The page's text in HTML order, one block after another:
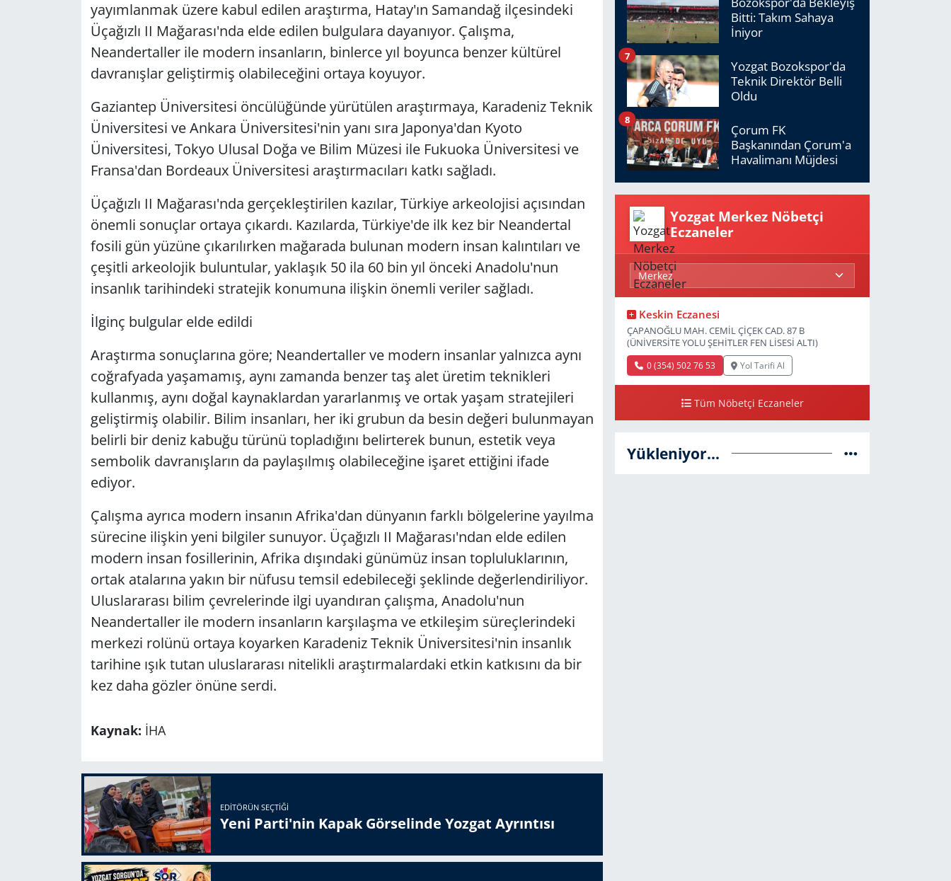
yayımlanmak üzere kabul edilen araştırma, Hatay'ın Samandağ ilçesindeki
Üçağızlı II Mağarası'nda elde edilen bulgulara dayanıyor. Çalışma,
Neandertaller ile modern insanların, binlerce yıl boyunca benzer kültürel
davranışlar geliştirmiş olabileceğini ortaya koyuyor.
Gaziantep Üniversitesi öncülüğünde yürütülen araştırmaya, Karadeniz Teknik
Üniversitesi ve Ankara Üniversitesi'nin yanı sıra Japonya'dan Kyoto
Üniversitesi, Tokyo Ulusal Doğa ve Bilim Müzesi ile Fukuoka Üniversitesi ve
Fransa'dan Bordeaux Üniversitesi araştırmacıları katkı sağladı.
Üçağızlı II Mağarası'nda gerçekleştirilen kazılar, Türkiye arkeolojisi açısından
önemli sonuçlar ortaya çıkardı. Kazılarda, Türkiye'de ilk kez bir Neandertal
fosili gün yüzüne çıkarılırken mağarada bulunan modern insan kalıntıları ve
çeşitli arkeolojik buluntular, yaklaşık 50 ila 60 bin yıl önceki Anadolu'nun
insanlık tarihindeki stratejik konumuna ilişkin önemli veriler sağladı.
İlginç bulgular elde edildi
Araştırma sonuçlarına göre; Neandertaller ve modern insanlar yalnızca aynı
coğrafyada yaşamamış, aynı zamanda benzer taş alet üretim teknikleri
kullanmış, aynı doğal kaynaklardan yararlanmış ve ortak yaşam stratejileri
geliştirmiş olabilir. Bilim insanları, her iki grubun da besin değeri bulunmayan
belirli bir deniz kabuğu türünü topladığını belirterek bunun, estetik veya
sembolik davranışların da paylaşılmış olabileceğine işaret ettiğini ifade
ediyor.
Çalışma ayrıca modern insanın Afrika'dan dünyanın farklı bölgelerine yayılma
sürecine ilişkin yeni bilgiler sunuyor. Üçağızlı II Mağarası'ndan elde edilen
modern insan fosillerinin, Afrika dışındaki günümüz insan topluluklarının,
ortak atalarına yakın bir nüfusu temsil edebileceği şeklinde değerlendiriliyor.
Uluslararası bilim çevrelerinde ilgi uyandıran çalışma, Anadolu'nun
Neandertaller ile modern insanların karşılaşma ve etkileşim süreçlerindeki
merkezi rolünü ortaya koyarken Karadeniz Teknik Üniversitesi'nin insanlık
tarihine ışık tutan uluslararası nitelikli araştırmalardaki etkin katkısını da bir
kez daha gözler önüne serdi.
Kaynak: İHA
EDITÖRÜN SEÇTIĞI
Yeni Parti'nin Kapak Görselinde Yozgat Ayrıntısı
Bitti: Takım Sahaya
İniyor
Yozgat Bozokspor'da
Teknik Direktör Belli
Oldu
7
Çorum FK
Başkanından Çorum'a
Havalimanı Müjdesi
8
Yozgat Merkez Nöbetçi
Eczaneler
Keskin Eczanesi
ÇAPANOĞLU MAH. CEMİL ÇİÇEK CAD. 87 B
(ÜNİVERSİTE YOLU ŞEHİTLER FEN LİSESİ ALTI)
0 (354) 502 76 53 Yol Tarifi Al
Tüm Nöbetçi Eczaneler
Yükleniyor...